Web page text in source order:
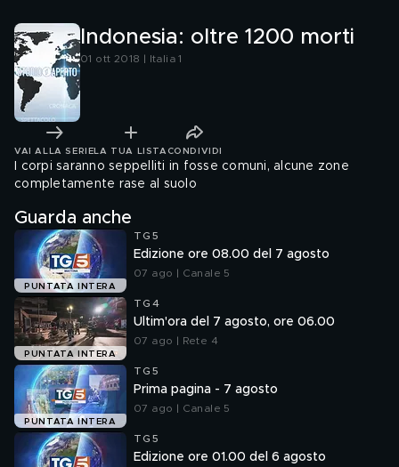
Indonesia: oltre 1200 morti
01 ott 2018 | Italia 1
VAI ALLA SERIE LA TUA LISTA CONDIVIDI
I corpi saranno seppelliti in fosse comuni, alcune zone
completamente rase al suolo
Guarda anche
PUNTATA INTERA
TG5
Edizione ore 08.00 del 7 agosto
07 ago | Canale 5
PUNTATA INTERA
TG4
Ultim'ora del 7 agosto, ore 06.00
07 ago | Rete 4
PUNTATA INTERA
TG5
Prima pagina - 7 agosto
07 ago | Canale 5
TG5
Edizione ore 01.00 del 6 agosto